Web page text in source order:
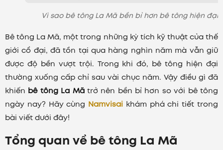
Vì sao bê tông La Mã bền bỉ hơn bê tông hiện đại?
Bê tông La Mã, một trong những kỳ tích kỹ thuật của thế
giới cổ đại, đã tồn tại qua hàng nghìn năm mà vẫn giữ
được độ bền vượt trội. Trong khi đó, bê tông hiện đại
thường xuống cấp chỉ sau vài chục năm. Vậy điều gì đã
khiến bê tông La Mãtrở nên bền bỉ hơn so với bê tông
ngày nay? Hãy cùng Namvisai khám phá chi tiết trong
bài viết dưới đây!
Tổng quan về bê tông La Mã